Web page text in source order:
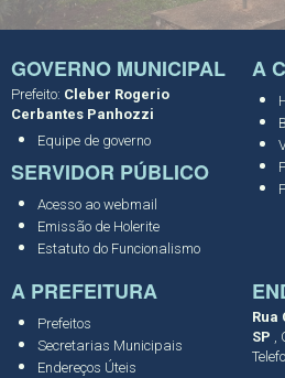
GOVERNO MUNICIPAL
Prefeito: Cleber Rogerio
Cerbantes Panhozzi
Equipe de governo
SERVIDOR PÚBLICO
Acesso ao webmail
Emissão de Holerite
Estatuto do Funcionalismo
A
A PREFEITURA
Prefeitos
Secretarias Municipais
Endereços Úteis
Rua
SP ,